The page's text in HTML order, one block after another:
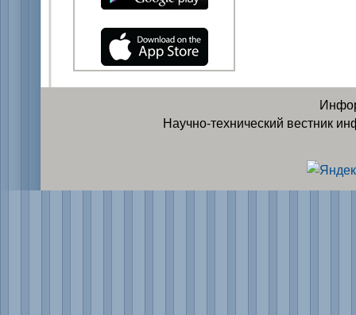
Научно-технический вестник